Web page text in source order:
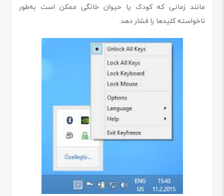
مانند زمانی که کودک یا حیوان خانگی ممکن است به‌طور
ناخواسته کلیدها را فشار دهد.